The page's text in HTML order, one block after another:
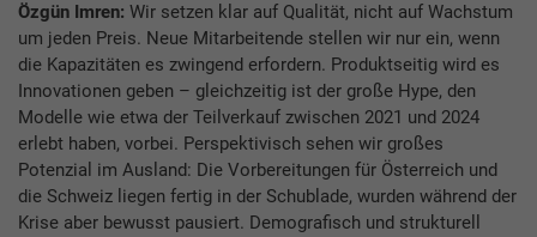
Özgün Imren: Wir setzen klar auf Qualität, nicht auf Wachstum
um jeden Preis. Neue Mitarbeitende stellen wir nur ein, wenn
die Kapazitäten es zwingend erfordern. Produktseitig wird es
Innovationen geben – gleichzeitig ist der große Hype, den
Modelle wie etwa der Teilverkauf zwischen 2021 und 2024
erlebt haben, vorbei. Perspektivisch sehen wir großes
Potenzial im Ausland: Die Vorbereitungen für Österreich und
die Schweiz liegen fertig in der Schublade, wurden während der
Krise aber bewusst pausiert. Demografisch und strukturell